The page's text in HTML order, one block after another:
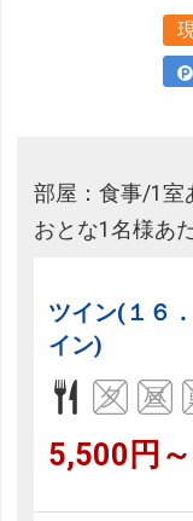
部屋：食事/1室
おとな1名様あ
ツイン(１６
イン)
5,500円